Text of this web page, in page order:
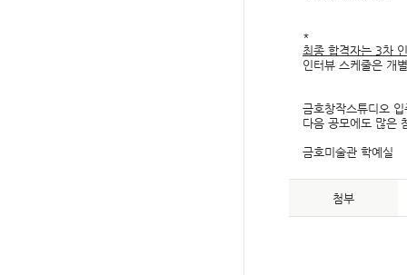
*
최종 합격자는 3차
인터뷰 스케줄은 개
금호창작스튜디오
다음 공모에도 많은
금호미술관 학예실
첨부